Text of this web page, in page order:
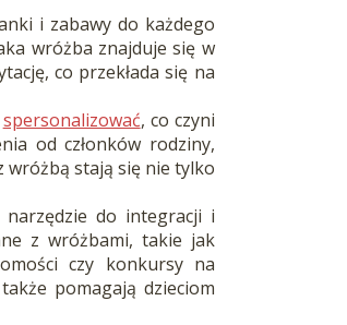
i zabawy do każdego
wróżba znajduje się w
co przekłada się na
spersonalizować, co czyni
od członków rodziny,
wróżbą stają się nie tylko
narzędzie do integracji i
z wróżbami, takie jak
czy konkursy na
pomagają dzieciom